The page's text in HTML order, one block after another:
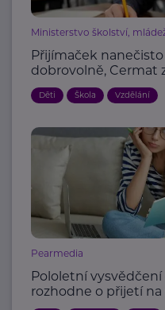
Ministerstvo školství,
Přijímaček
dobrovolně, Cermat
Děti Škola Vzdělání
Pearmedia
Pololetní
rozhodne o přijetí